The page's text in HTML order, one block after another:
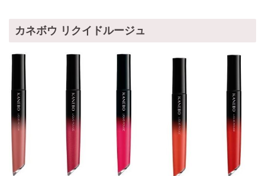
カネボウ リクイドルージュ